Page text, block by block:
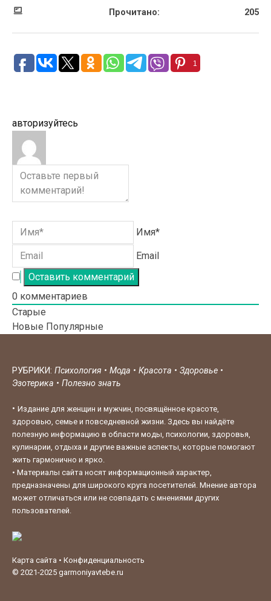
Прочитано: 205
1
авторизуйтесь
Имя*
Email
0 комментариев
Старые
Новые Популярные
РУБРИКИ: Психология • Мода • Красота • Здоровье •
Эзотерика • Полезно знать
• Издание для женщин и мужчин, посвящённое красоте,
здоровью, семье и повседневной жизни. Здесь вы найдёте
полезную информацию в области моды, психологии, здоровья,
кулинарии, отдыха и другие важные аспекты, которые помогают
жить гармонично и ярко.
• Материалы сайта носят информационный характер,
предназначены для широкого круга посетителей. Мнение автора
может отличаться или не совпадать с мнениями других
пользователей.
Карта сайта • Конфиденциальность
© 2021-2025 garmoniyavtebe.ru